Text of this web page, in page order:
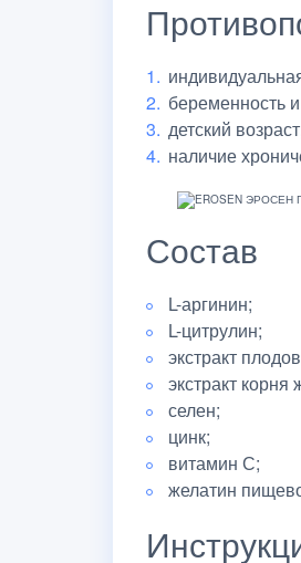
беременность
детский
наличие
Состав
L-аргинин;
L-цитрулин;
экстракт
экстракт
селен;
цинк;
витамин С;
желатин